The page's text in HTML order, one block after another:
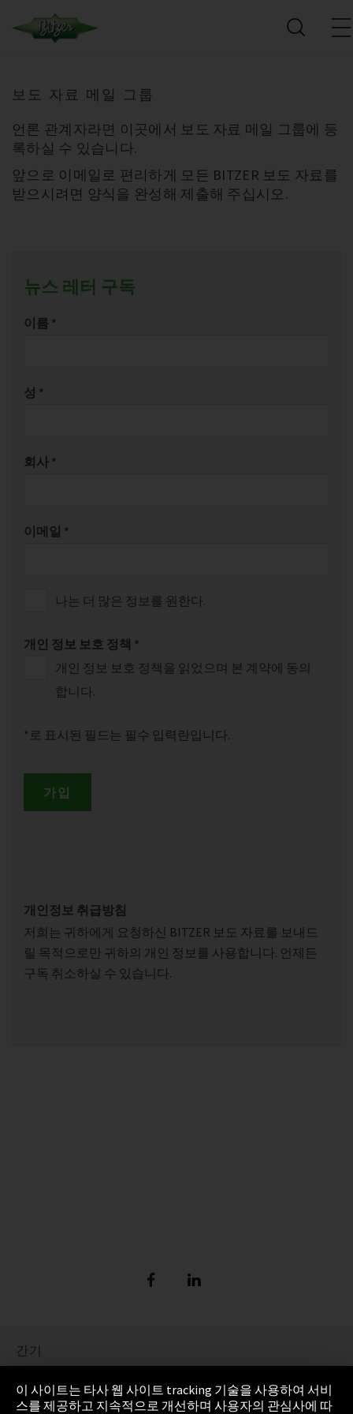
보도 자료 메일 그룹
언론 관계자라면 이곳에서 보도 자료 메일 그룹에 등
록하실 수 있습니다.
앞으로 이메일로 편리하게 모든 BITZER 보도 자료를
받으시려면 양식을 완성해 제출해 주십시오.
뉴스 레터 구독
이름 *
성 *
회사 *
이메일 *
나는 더 많은 정보를 원한다.
개인 정보 보호 정책 *
개인 정보 보호 정책을 읽었으며 본 계약에 동의
합니다.
*로 표시된 필드는 필수 입력란입니다.
가입
개인정보 취급방침
저희는 귀하에게 요청하신 BITZER 보도 자료를 보내드
릴 목적으로만 귀하의 개인 정보를 사용합니다. 언제든
구독 취소하실 수 있습니다.
간기
정보 보호
이 사이트는 타사 웹 사이트 tracking 기술을 사용하여 서비
스를 제공하고 지속적으로 개선하며 사용자의 관심사에 따